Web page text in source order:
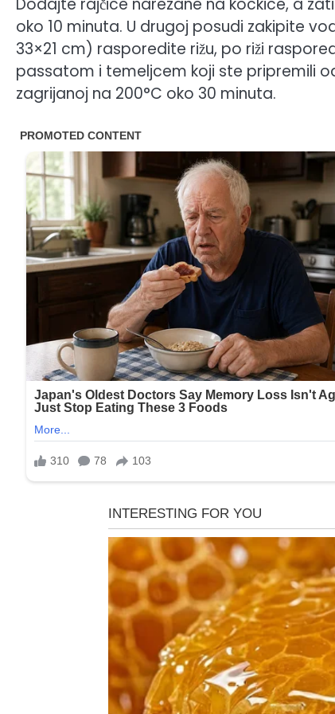
oko 10 minuta. U drugoj posudi zakipite
33×21 cm) rasporedite rižu, po riži
passatom i temeljcem koji ste pripremili
zagrijanoj na 200°C oko 30 minuta.